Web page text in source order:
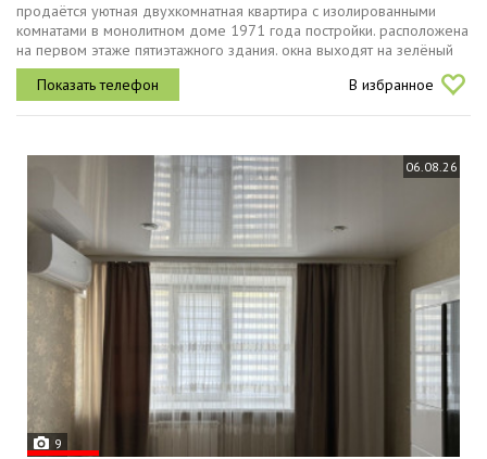
продаётся уютная двухкомнатная квартира с изолированными
комнатами в монолитном доме 1971 года постройки. расположена
на первом этаже пятиэтажного здания. окна выходят на зелёный
массив с малым пешеходным трафиком, что создает уют и тишину
В избранное
06.08.26
9